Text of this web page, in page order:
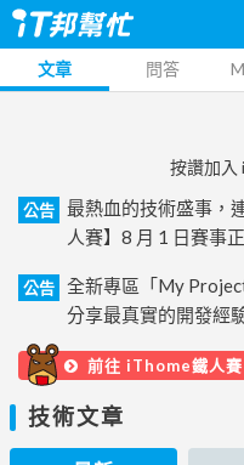
文章 問答
按讚加入
公告
最熱血的技術盛事，
人賽】8 月 1 日賽事
公告
全新專區「My
分享最真實的開發經
前往 iThome鐵人賽
技術文章